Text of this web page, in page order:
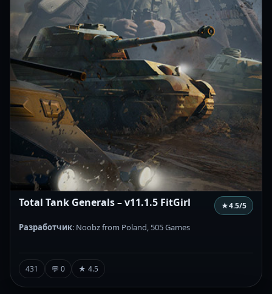
Total Tank Generals – v11.1.5 FitGirl ★4.5/5
Разработчик: Noobz from Poland, 505 Games
431 💬 0 ★ 4.5